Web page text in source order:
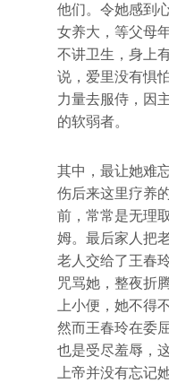
他们。令她感到
女养大，等父母
不讲卫生，身上
说，爱里没有惧
力量去服侍，因
的软弱者。
其中，最让她难
伤后来这里疗养
前，常常是无理
姆。最后家人把
老人交给了王春
咒骂她，整夜折
上小便，她不得
然而王春玲在委
也是受尽羞辱，
上帝并没有忘记